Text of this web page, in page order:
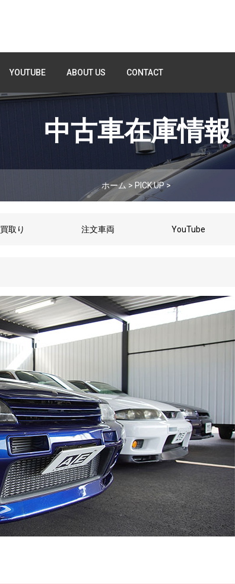
YOUTUBE ABOUT US CONTACT
中古車在庫情報
ホーム > PICK UP>
買取り 注文車両 YouTube